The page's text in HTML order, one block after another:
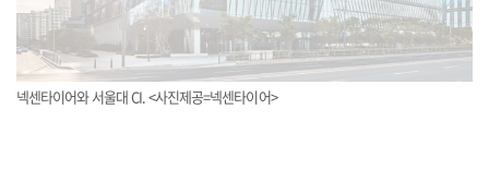
넥센타이어와 서울대 CI. <사진제공=넥센타이어>